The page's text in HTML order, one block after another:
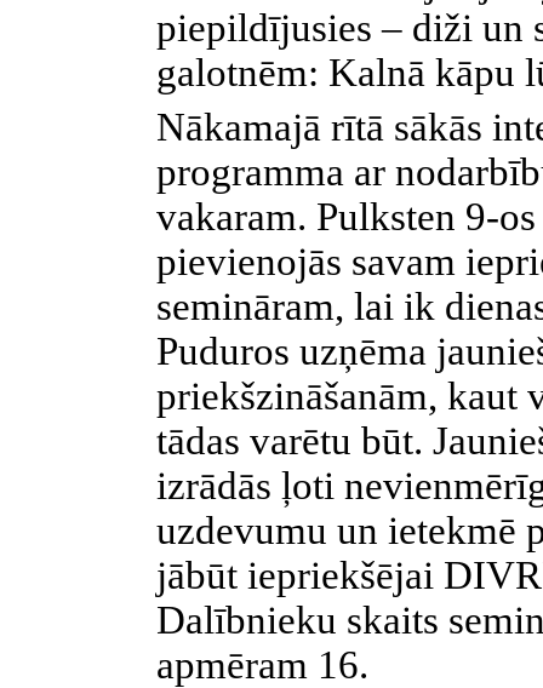
piepildījusies – diži un
galotnēm: Kalnā kāpu
Nākamajā rītā sākās
programma ar
vakaram. Pulksten 9-
pievienojās savam
semināram, lai ik
Puduros uzņēma
priekšzināšanām, kaut
tādas varētu būt.
izrādās ļoti
uzdevumu un ietekmē
jābūt iepriekšējai
Dalībnieku skaits
apmēram 16.